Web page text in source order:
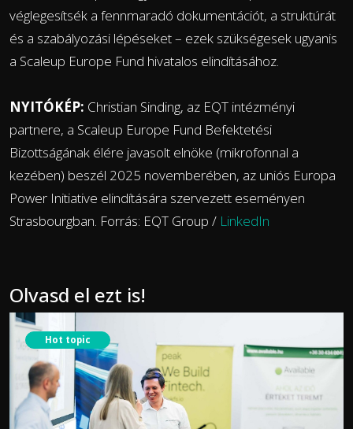
véglegesítsék a fennmaradó dokumentációt, a struktúrát
és a szabályozási lépéseket – ezek szükségesek ugyanis
a Scaleup Europe Fund hivatalos elindításához.
NYITÓKÉP: Christian Sinding, az EQT intézményi
partnere, a Scaleup Europe Fund Befektetési
Bizottságának élére javasolt elnöke (mikrofonnal a
kezében) beszél 2025 novemberében, az uniós Europa
Power Initiative elindítására szervezett eseményen
Strasbourgban. Forrás: EQT Group / LinkedIn
Olvasd el ezt is!
Hot topic